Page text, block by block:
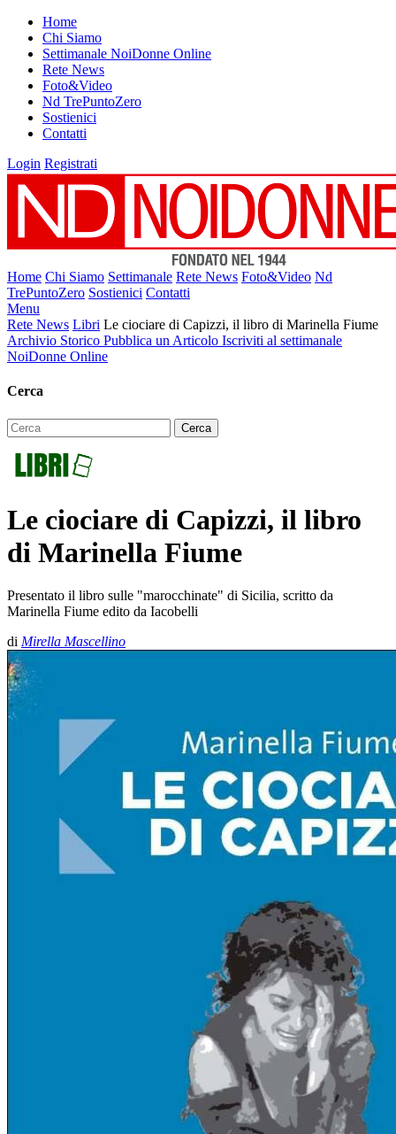
Home
Chi Siamo
Settimanale NoiDonne Online
Rete News
Foto&Video
Nd TrePuntoZero
Sostienici
Contatti
Login Registrati
Home Chi Siamo Settimanale Rete News Foto&Video Nd
TrePuntoZero Sostienici Contatti
Menu
Rete News Libri Le ciociare di Capizzi, il libro di Marinella Fiume
Archivio Storico Pubblica un Articolo Iscriviti al settimanale
NoiDonne Online
Cerca
Le ciociare di Capizzi, il libro
di Marinella Fiume
Presentato il libro sulle "marocchinate" di Sicilia, scritto da
Marinella Fiume edito da Iacobelli
di Mirella Mascellino